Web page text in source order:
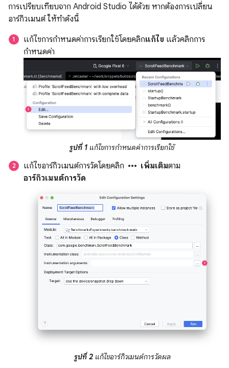
การเปรียบเทียบจาก Android Studio ได้ด้วย หากต้องการเปลี่ยน
อาร์กิวเมนต์ ให้ทำดังนี้
แก้ไขการกำหนดค่าการเรียกใช้โดยคลิกแก้ไข แล้วคลิกการ
กำหนดค่า
รูปที่ 1 แก้ไขการกำหนดค่าการเรียกใช้
แก้ไขอาร์กิวเมนต์การวัดโดยคลิก more_horiz เพิ่มเติมตาม
อาร์กิวเมนต์การวัด
รูปที่ 2แก้ไขอาร์กิวเมนต์การวัดผล